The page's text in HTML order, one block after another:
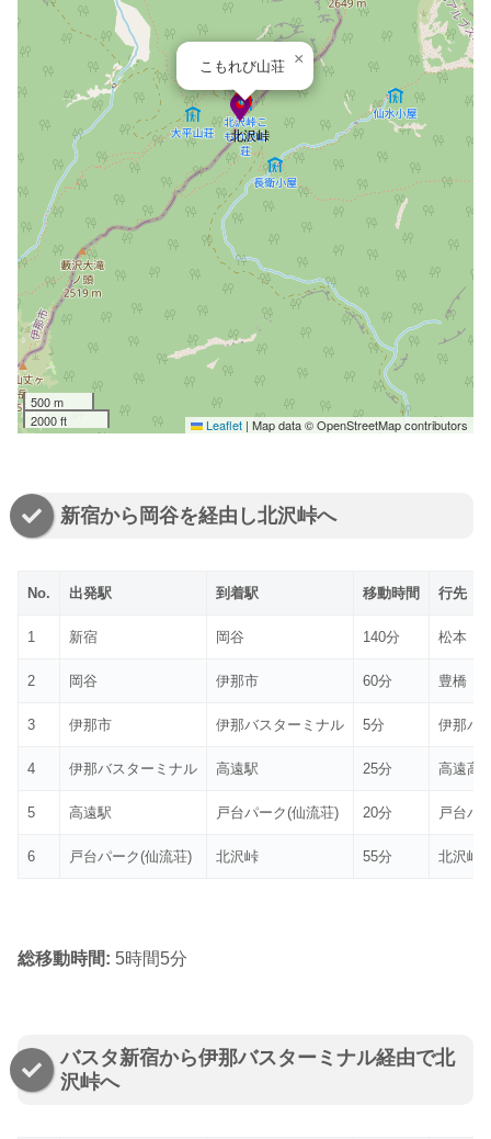
北沢峠
こもれび山荘 ×
500 m
2000 ft
Leaflet | Map data © OpenStreetMap contributors
新宿から岡谷を経由し北沢峠へ
No. 出発駅 到着駅 移動時間 行先
1 新宿 岡谷 140分 松本
2 岡谷 伊那市 60分 豊橋
3 伊那市 伊那バスターミナル 5分 伊那バ
4 伊那バスターミナル 高遠駅 25分 高遠高
5 高遠駅 戸台パーク(仙流荘) 20分 戸台パ
6 戸台パーク(仙流荘) 北沢峠 55分 北沢峠
総移動時間: 5時間5分
バスタ新宿から伊那バスターミナル経由で北
沢峠へ